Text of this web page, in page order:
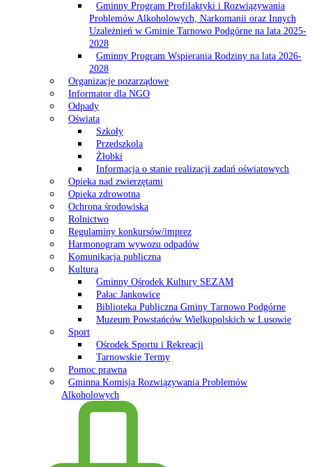
Gminny Program Profilaktyki i Rozwiązywania
Problemów Alkoholowych, Narkomanii oraz Innych
Uzależnień w Gminie Tarnowo Podgórne na lata 2025-
2028
Gminny Program Wspierania Rodziny na lata 2026-
2028
Organizacje pozarządowe
Informator dla NGO
Odpady
Oświata
Szkoły
Przedszkola
Żłobki
Informacja o stanie realizacji zadań oświatowych
Opieka nad zwierzętami
Opieka zdrowotna
Ochrona środowiska
Rolnictwo
Regulaminy konkursów/imprez
Harmonogram wywozu odpadów
Komunikacja publiczna
Kultura
Gminny Ośrodek Kultury SEZAM
Pałac Jankowice
Biblioteka Publiczna Gminy Tarnowo Podgórne
Muzeum Powstańców Wielkopolskich w Lusowie
Sport
Ośrodek Sportu i Rekreacji
Tarnowskie Termy
Pomoc prawna
Gminna Komisja Rozwiązywania Problemów
Alkoholowych